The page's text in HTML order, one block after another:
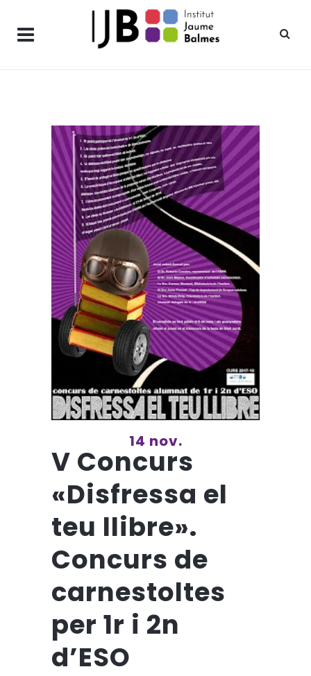
14 nov.
V Concurs
«Disfressa el
teu llibre».
Concurs de
carnestoltes
per 1r i 2n
d’ESO